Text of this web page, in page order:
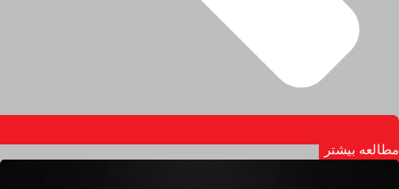
مطالعه بیشتر